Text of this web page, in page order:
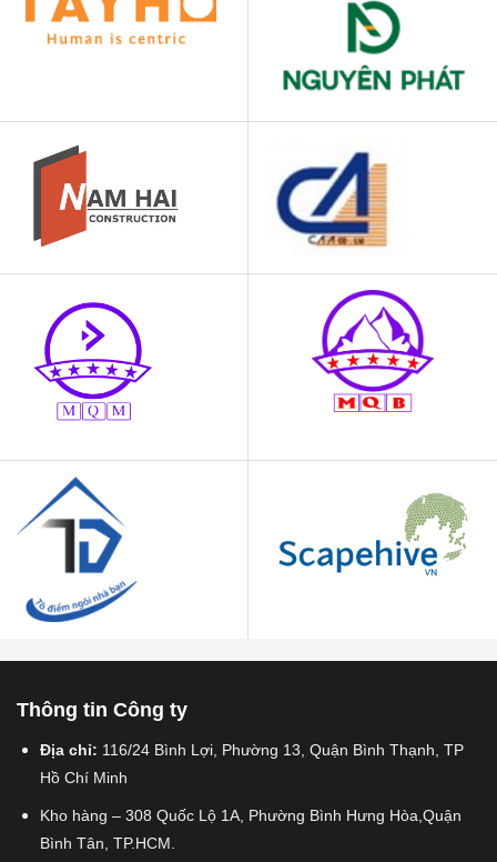
Thông tin Công ty
Địa chỉ: 116/24 Bình Lợi, Phường 13, Quận Bình Thạnh, TP
Hồ Chí Minh
Kho hàng – 308 Quốc Lộ 1A, Phường Bình Hưng Hòa,Quận
Bình Tân, TP.HCM.